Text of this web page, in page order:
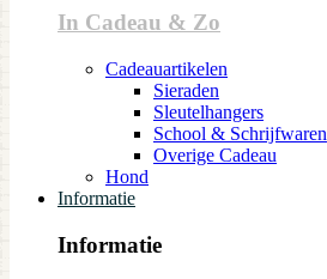
In Cadeau & Zo
Cadeauartikelen
Sieraden
Sleutelhangers
School & Schrijfwaren
Overige Cadeau
Hond
Informatie
Informatie